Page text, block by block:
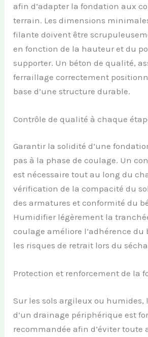
afin d’adapter la fondation aux
terrain. Les dimensions
filante doivent être
en fonction de la hauteur et du
supporter. Un béton de qualité,
ferraillage correctement
base d’une structure durable.
Contrôle de qualité à chaque
Garantir la solidité d’une
pas à la phase de coulage. Un
est nécessaire tout au long du
vérification de la compacité du
des armatures et conformité du
Humidifier légèrement la
coulage améliore l’adhérence
les risques de retrait lors du
Protection et renforcement de la
Sur les sols argileux ou humides,
d’un drainage périphérique est
recommandée afin d’éviter